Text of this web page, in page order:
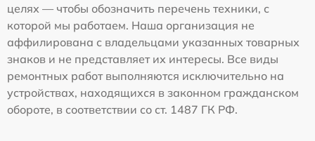
целях — чтобы обозначить перечень техники, с
которой мы работаем. Наша организация не
аффилирована с владельцами указанных товарных
знаков и не представляет их интересы. Все виды
ремонтных работ выполняются исключительно на
устройствах, находящихся в законном гражданском
обороте, в соответствии со ст. 1487 ГК РФ.